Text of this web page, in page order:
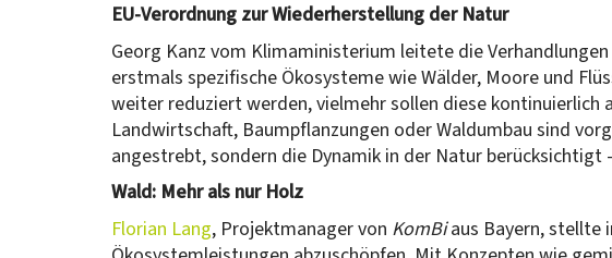
EU-Verordnung zur Wiederherstellung der Natur
Georg Kanz vom Klimaministerium leitete die
erstmals spezifische Ökosysteme wie Wälder, Moore und
weiter reduziert werden, vielmehr sollen diese kontinuierlich
Landwirtschaft, Baumpflanzungen oder Waldumbau sind
angestrebt, sondern die Dynamik in der Natur berücksichtigt
Wald: Mehr als nur Holz
Florian Lang, Projektmanager von KomBiaus Bayern, stellte